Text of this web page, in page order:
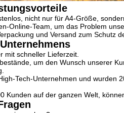
nicht nur für A4-Größe,
Online-Team, um das Problem
und Versand zum Schutz
mit schneller Lieferzeit.
um den Wunsch unserer
Tech-Unternehmen und wurden
Kunden auf der ganzen Welt,